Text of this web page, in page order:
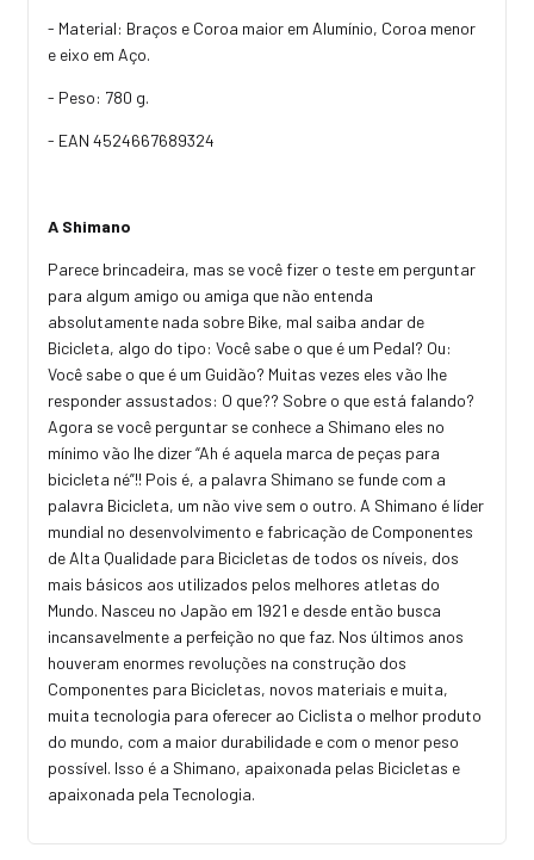
- Material: Braços e Coroa maior em Alumínio, Coroa menor
e eixo em Aço.
- Peso: 780 g.
- EAN 4524667689324
A Shimano
Parece brincadeira, mas se você fizer o teste em perguntar
para algum amigo ou amiga que não entenda
absolutamente nada sobre Bike, mal saiba andar de
Bicicleta, algo do tipo: Você sabe o que é um Pedal? Ou:
Você sabe o que é um Guidão? Muitas vezes eles vão lhe
responder assustados: O que?? Sobre o que está falando?
Agora se você perguntar se conhece a Shimano eles no
mínimo vão lhe dizer “Ah é aquela marca de peças para
bicicleta né”!! Pois é, a palavra Shimano se funde com a
palavra Bicicleta, um não vive sem o outro. A Shimano é líder
mundial no desenvolvimento e fabricação de Componentes
de Alta Qualidade para Bicicletas de todos os níveis, dos
mais básicos aos utilizados pelos melhores atletas do
Mundo. Nasceu no Japão em 1921 e desde então busca
incansavelmente a perfeição no que faz. Nos últimos anos
houveram enormes revoluções na construção dos
Componentes para Bicicletas, novos materiais e muita,
muita tecnologia para oferecer ao Ciclista o melhor produto
do mundo, com a maior durabilidade e com o menor peso
possível. Isso é a Shimano, apaixonada pelas Bicicletas e
apaixonada pela Tecnologia.